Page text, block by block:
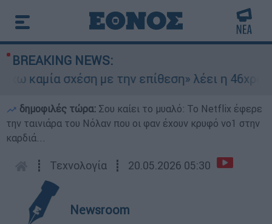
BREAKING NEWS:
σχέση με την επίθεση» λέει η 46χρονη -
δημοφιλές τώρα: Σου καίει το μυαλό: Το Netflix έφερε
την ταινιάρα του Νόλαν που οι φαν έχουν κρυφό νο1 στην
καρδιά...
┋ Τεχνολογία ┋ 20.05.2026 05:30
Newsroom